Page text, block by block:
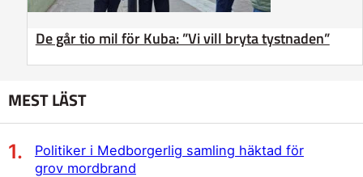
De går tio mil för Kuba: ”Vi vill bryta tystnaden”
MEST LÄST
Politiker i Medborgerlig samling häktad för
grov mordbrand